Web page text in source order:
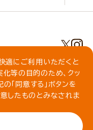
報
適にご利用いただくと
等の目的のため、クッ
「同意する」ボタンを
したものとみなされま